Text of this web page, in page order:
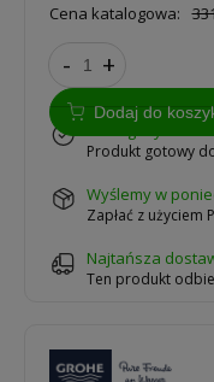
Cena katalogowa:
- +
Dodaj do
Produkt gotowy
wyślemy w
Zapłać z
Najtańsza
Ten produkt